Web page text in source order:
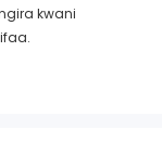
kwani